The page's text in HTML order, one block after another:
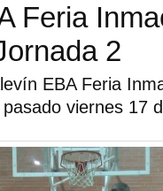
Feria
2
EBA Feria
viernes 17